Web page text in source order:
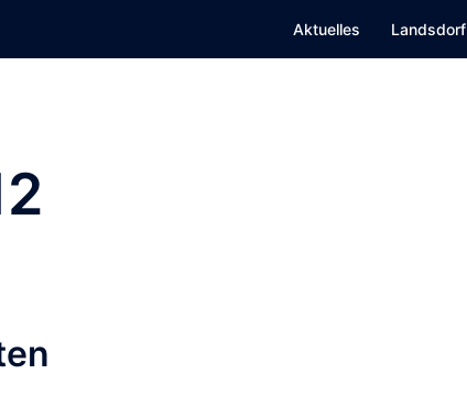
Aktuelles Landsdorf